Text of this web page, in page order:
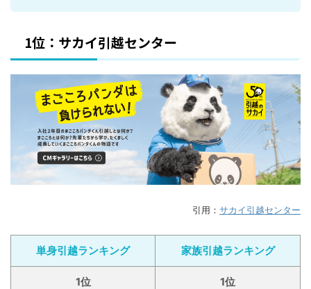
1位：サカイ引越センター
引用： サカイ引越センター
単身引越ランキング 家族引越ランキング
1位 1位